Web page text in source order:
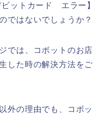
ットカード エラー】
ではないでしょうか？
では、コボットのお店
した時の解決方法をご
外の理由でも、コボッ